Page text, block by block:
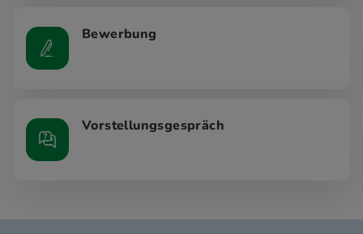
Bewerbung
Vorstellungsgespräch